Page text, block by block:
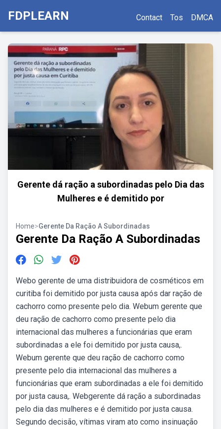
FDPLEARN Contact Tos DMCA
Gerente dá ração a subordinadas pelo Dia das
Mulheres e é demitido por
Home>Gerente Da Ração A Subordinadas
Gerente Da Ração A Subordinadas
Webo gerente de uma distribuidora de cosméticos em
curitiba foi demitido por justa causa após dar ração de
cachorro como presente pelo dia. Webum gerente que
deu ração de cachorro como presente pelo dia
internacional das mulheres a funcionárias que eram
subordinadas a ele foi demitido por justa causa,.
Webum gerente que deu ração de cachorro como
presente pelo dia internacional das mulheres a
funcionárias que eram subordinadas a ele foi demitido
por justa causa,. Webgerente dá ração a subordinadas
pelo dia das mulheres e é demitido por justa causa.
Segundo decisão, vítimas viram ato como insinuação